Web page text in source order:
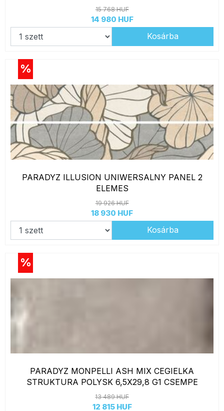
15 768 HUF
14 980 HUF
Kosárba
%
PARADYZ ILLUSION UNIWERSALNY PANEL 2
ELEMES
19 926 HUF
18 930 HUF
Kosárba
%
PARADYZ MONPELLI ASH MIX CEGIELKA
STRUKTURA POLYSK 6,5X29,8 G1 CSEMPE
13 489 HUF
12 815 HUF